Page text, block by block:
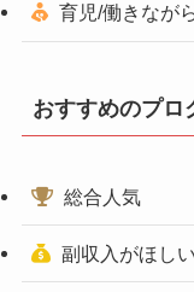
育児/働きなが
おすすめのプロ
総合人気
副収入がほしい